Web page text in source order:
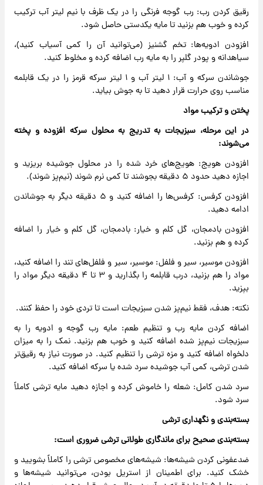
رقیق کردن رب: رب گوجه فرنگی را در یک ظرف با نیم لیتر آب ترکیب
کرده و خوب هم بزنید تا مایه یکدستی حاصل شود.
افزودن ادویه‌ها: تخم گشنیز (می‌توانید آن را کمی آسیاب کنید)،
سیاهدانه و پودر گلپر را به مایه رب اضافه کرده و مخلوط کنید.
جوشاندن سرکه و آب: ۱ لیتر آب و ۱ لیتر سرکه قرمز را در یک قابلمه
مناسب روی حرارت قرار دهید تا به جوش بیاید.
پختن و ترکیب مواد
در این مرحله، سبزیجات به تدریج به محلول سرکه افزوده و پخته
می‌شوند:
افزودن هویج: هویج‌های خرد شده را در محلول جوشیده بریزید و
اجازه دهید حدود ۵ دقیقه بجوشند تا کمی نرم شوند (نیم‌پز شوند).
افزودن کرفس: کرفس‌ها را اضافه کنید و ۵ دقیقه دیگر به جوشاندن
ادامه دهید.
افزودن بادمجان، گل کلم و خیار: بادمجان، گل کلم و خیار را اضافه
کرده و هم بزنید.
افزودن موسیر، سیر و فلفل: موسیر، سیر و فلفل‌های تند را اضافه کنید،
مواد را هم بزنید، درب قابلمه را بگذارید و ۳ تا ۴ دقیقه دیگر مواد را
بپزید.
نکته: هدف، فقط نیم‌پز شدن سبزیجات است تا تردی خود را حفظ کنند.
اضافه کردن مایه رب و تنظیم طعم: مایه رب گوجه و ادویه را به
سبزیجات نیم‌پز شده اضافه کنید و خوب هم بزنید. نمک را به میزان
دلخواه اضافه کنید و مزه ترشی را تنظیم کنید. در صورت نیاز به رقیق‌تر
شدن ترشی، کمی آب جوشیده سرد شده یا سرکه اضافه کنید.
سرد شدن کامل: شعله را خاموش کرده و اجازه دهید مایه ترشی کاملاً
سرد شود.
بسته‌بندی و نگهداری ترشی
بسته‌بندی صحیح برای ماندگاری طولانی ترشی ضروری است:
ضدعفونی کردن شیشه‌ها: شیشه‌های مخصوص ترشی را کاملاً بشویید و
خشک کنید. برای اطمینان از استریل بودن، می‌توانید شیشه‌ها و